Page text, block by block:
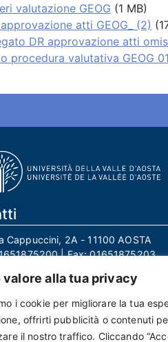
valore alla tua privacy
i cookie per migliorare la tua
offrirti pubblicità o contenuti
il nostro traffico. Cliccando
valutazione GEOG (1 MB)
atti GEOG_ (2)
DR approvazione atti
procedura valutativa GEOG
Cappuccini, 2A - 11100 AOSTA
| Fax:01651875203
Protezione dei Dati:
certificata:protocollo@pec.univda.it
01040890079 e C.F. 91041130070